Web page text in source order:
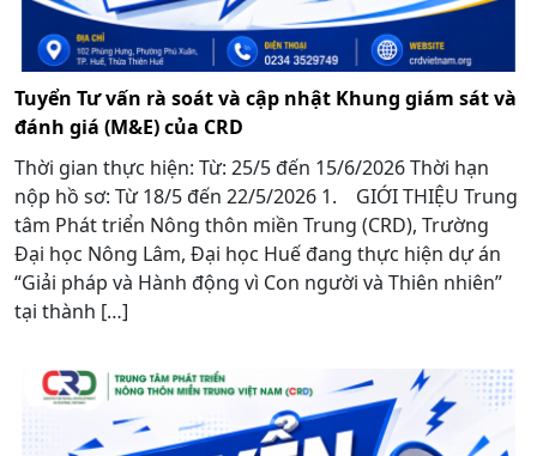
Tuyển Tư vấn rà soát và cập nhật Khung giám sát và
đánh giá (M&E) của CRD
Thời gian thực hiện: Từ: 25/5 đến 15/6/2026 Thời hạn
nộp hồ sơ: Từ 18/5 đến 22/5/2026 1. GIỚI THIỆU Trung
tâm Phát triển Nông thôn miền Trung (CRD), Trường
Đại học Nông Lâm, Đại học Huế đang thực hiện dự án
“Giải pháp và Hành động vì Con người và Thiên nhiên”
tại thành […]